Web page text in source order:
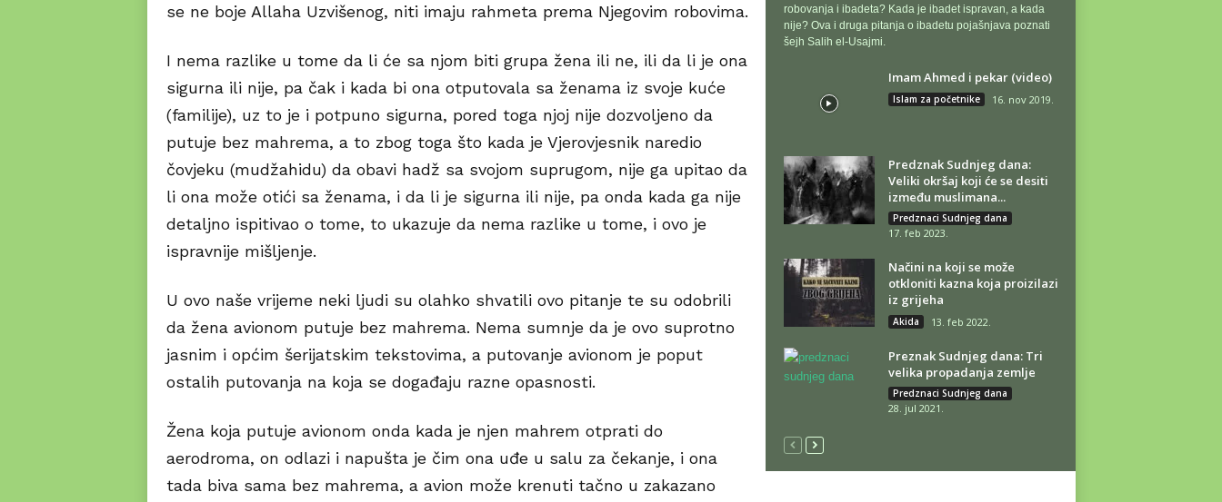
se ne boje Allaha Uzvišenog, niti imaju rahmeta prema Njegovim robovima.
I nema razlike u tome da li će sa njom biti grupa žena ili ne, ili da li je ona
sigurna ili nije, pa čak i kada bi ona otputovala sa ženama iz svoje kuće
(familije), uz to je i potpuno sigurna, pored toga njoj nije dozvoljeno da
putuje bez mahrema, a to zbog toga što kada je Vjerovjesnik naredio
čovjeku (mudžahidu) da obavi hadž sa svojom suprugom, nije ga upitao da
li ona može otići sa ženama, i da li je sigurna ili nije, pa onda kada ga nije
detaljno ispitivao o tome, to ukazuje da nema razlike u tome, i ovo je
ispravnije mišljenje.
U ovo naše vrijeme neki ljudi su olahko shvatili ovo pitanje te su odobrili
da žena avionom putuje bez mahrema. Nema sumnje da je ovo suprotno
jasnim i općim šerijatskim tekstovima, a putovanje avionom je poput
ostalih putovanja na koja se događaju razne opasnosti.
Žena koja putuje avionom onda kada je njen mahrem otprati do
aerodroma, on odlazi i napušta je čim ona uđe u salu za čekanje, i ona
tada biva sama bez mahrema, a avion može krenuti tačno u zakazano
robovanja i ibadeta? Kada je ibadet ispravan, a kada
nije? Ova i druga pitanja o ibadetu pojašnjava poznati
šejh Salih el-Usajmi.
Imam Ahmed i pekar (video)
Islam za početnike 16. nov 2019.
Predznak Sudnjeg dana:
Veliki okršaj koji će se desiti
između muslimana...
Predznaci Sudnjeg dana
17. feb 2023.
Načini na koji se može
otkloniti kazna koja proizilazi
iz grijeha
Akida 13. feb 2022.
Preznak Sudnjeg dana: Tri
velika propadanja zemlje
Predznaci Sudnjeg dana
28. jul 2021.